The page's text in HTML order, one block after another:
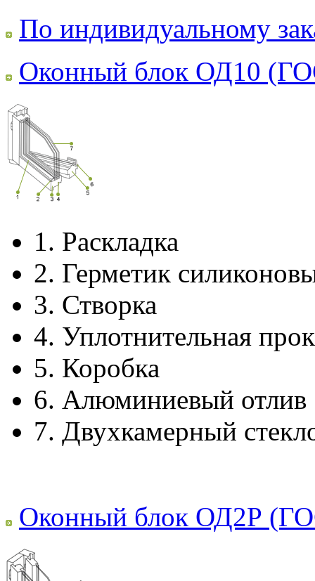
По индивидуальному
Оконный блок ОД10
1. Раскладка
2. Герметик
3. Створка
4. Уплотнительная
5. Коробка
6. Алюминиевый отлив
7. Двухкамерный
Оконный блок ОД2Р